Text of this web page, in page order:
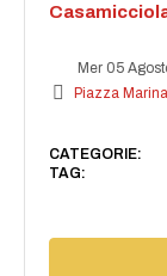
Mer 05
Piazza
CATEGORIE:
TAG: